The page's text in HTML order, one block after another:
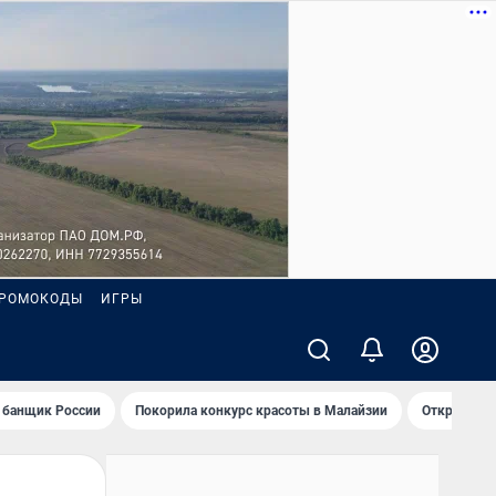
ИГРЫ
России Покорила конкурс красоты в Малайзии Открыл